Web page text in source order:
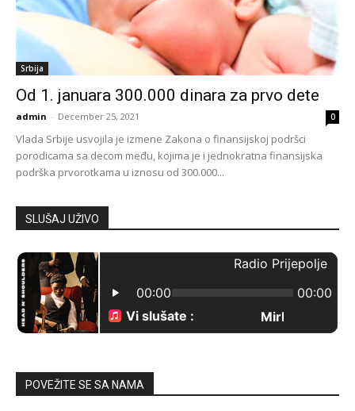
Srbija
Od 1. januara 300.000 dinara za prvo dete
admin - December 25, 2021 0
Vlada Srbije usvojila je izmene Zakona o finansijskoj podršci
porodicama sa decom među, kojima je i jednokratna finansijska
podrška prvorotkama u iznosu od 300.000...
SLUŠAJ UŽIVO
POVEŽITE SE SA NAMA